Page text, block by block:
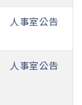
人事室公告
人事室公告